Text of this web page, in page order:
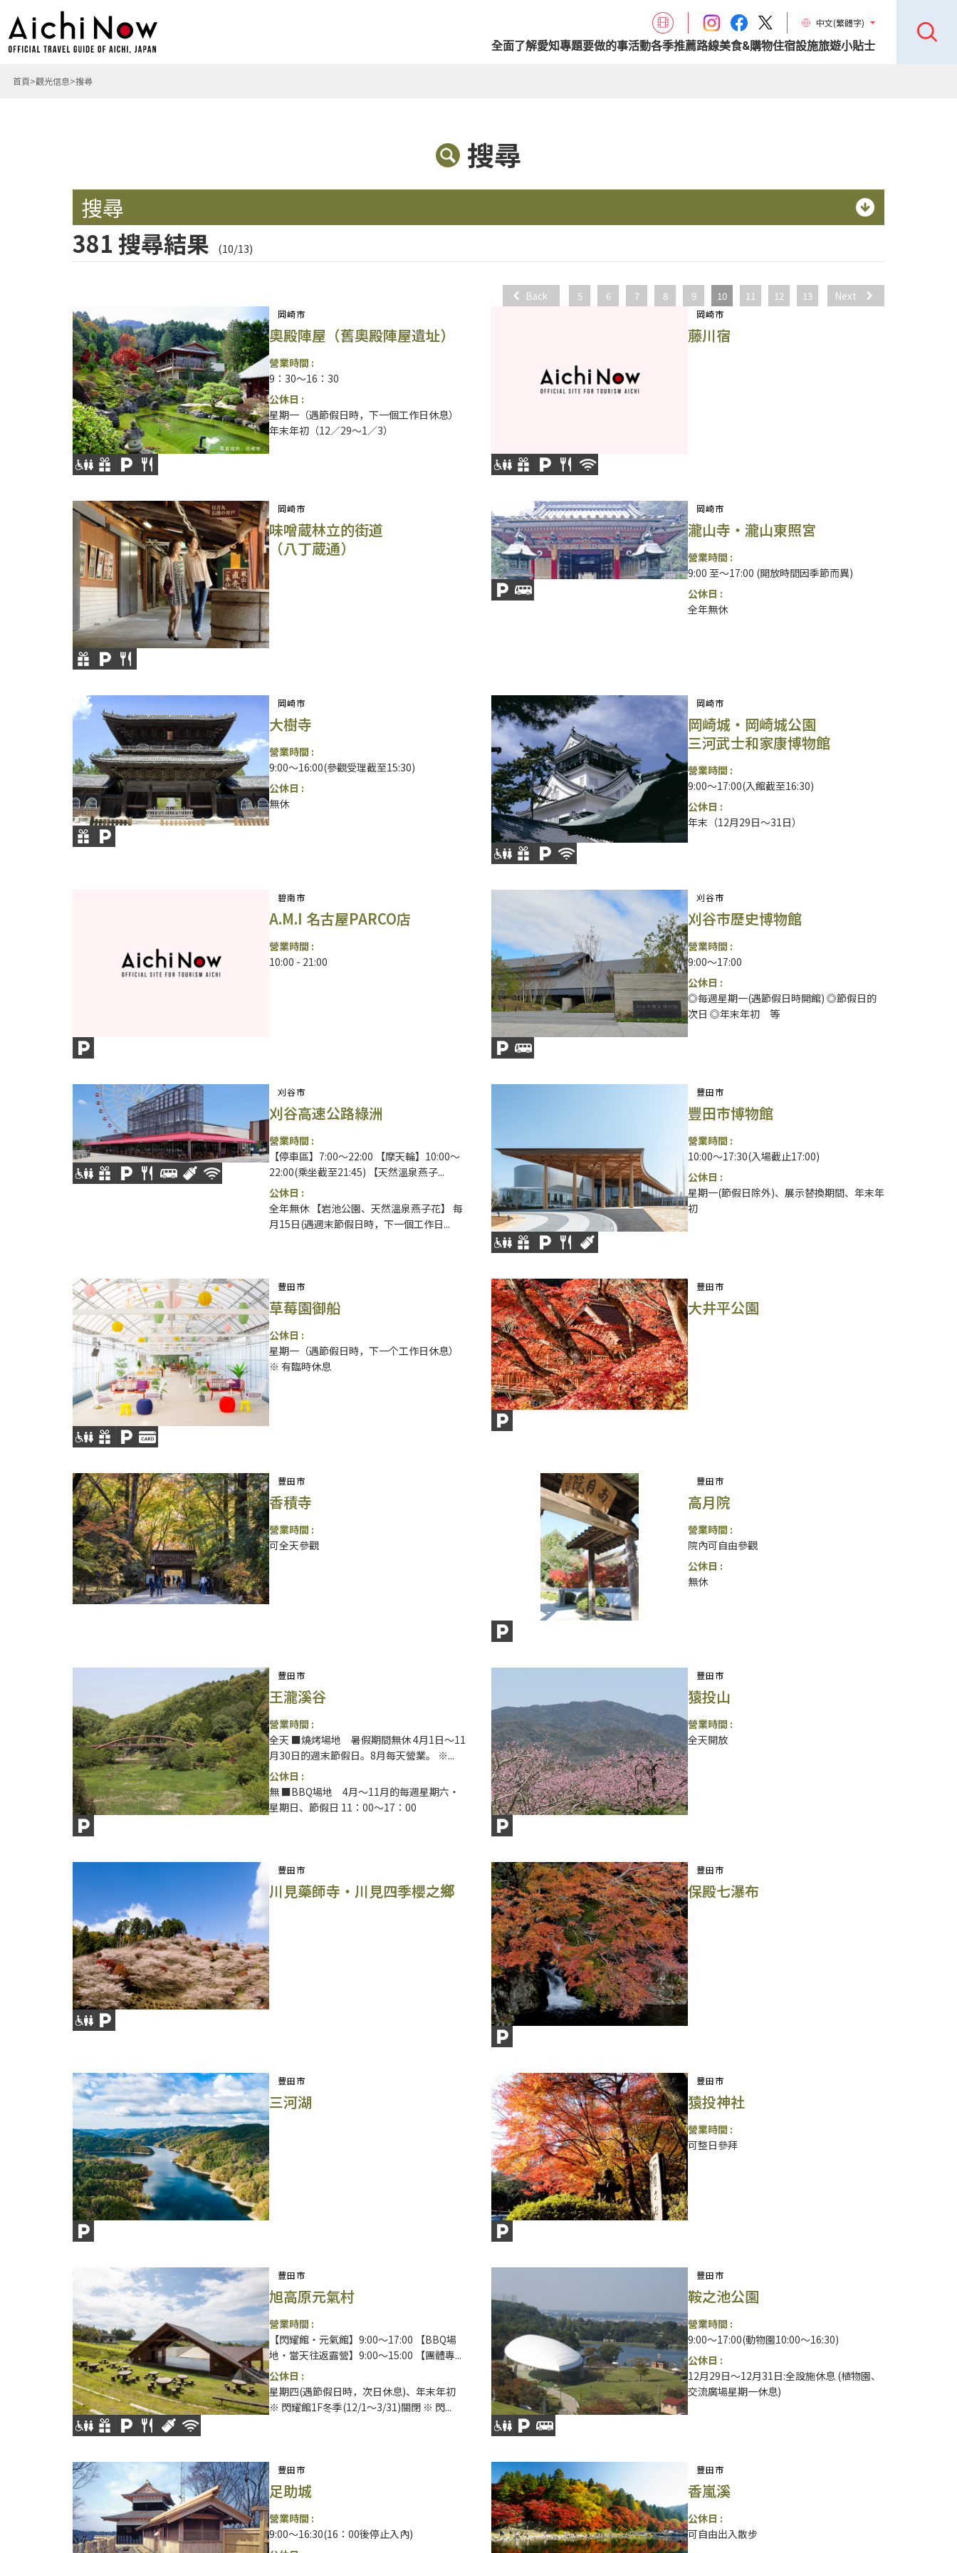
中文(繁體字)
全面了解愛知專題要做的事活動各季推薦路線美食&購物住宿設施旅遊小貼士
首頁 觀光信息 搜尋
搜尋
搜尋
381 搜尋結果 (10/13)
Back 5 6 7 8 9 10 11 12 13 Next
岡崎市
奧殿陣屋（舊奧殿陣屋遺址）
營業時間 :
9：30～16：30
公休日 :
星期一（遇節假日時，下一個工作日休息）
年末年初（12／29～1／3）
岡崎市
藤川宿
岡崎市
味噌蔵林立的街道
（八丁蔵通）
岡崎市
瀧山寺・瀧山東照宮
營業時間 :
9:00 至～17:00 (開放時間因季節而異)
公休日 :
全年無休
岡崎市
大樹寺
營業時間 :
9:00～16:00(參觀受理截至15:30)
公休日 :
無休
岡崎市
岡崎城・岡崎城公園
三河武士和家康博物館
營業時間 :
9:00～17:00(入館截至16:30)
公休日 :
年末（12月29日～31日）
碧南市
A.M.I 名古屋PARCO店
營業時間 :
10:00 - 21:00
刈谷市
刈谷市歷史博物館
營業時間 :
9:00～17:00
公休日 :
◎每週星期一(遇節假日時開館) ◎節假日的
次日 ◎年末年初 等
刈谷市
刈谷高速公路綠洲
營業時間 :
【停車區】7:00～22:00 【摩天輪】10:00～
22:00(乘坐截至21:45) 【天然溫泉燕子...
公休日 :
全年無休 【岩池公園、天然溫泉燕子花】 每
月15日(遇週末節假日時，下一個工作日...
豐田市
豐田市博物館
營業時間 :
10:00～17:30(入場截止17:00)
公休日 :
星期一(節假日除外)、展示替換期間、年末年
初
豐田市
草莓園御船
公休日 :
星期一（遇節假日時，下一个工作日休息）
※ 有臨時休息
豐田市
大井平公園
豐田市
香積寺
營業時間 :
可全天參觀
豐田市
高月院
營業時間 :
院內可自由參觀
公休日 :
無休
豐田市
王瀧溪谷
營業時間 :
全天 ■燒烤場地 暑假期間無休 4月1日～11
月30日的週末節假日。8月每天營業。 ※...
公休日 :
無 ■BBQ場地 4月～11月的每週星期六・
星期日、節假日 11：00～17：00
豐田市
猿投山
營業時間 :
全天開放
豐田市
川見藥師寺・川見四季櫻之鄉
豐田市
保殿七瀑布
豐田市
三河湖
豐田市
猿投神社
營業時間 :
可整日參拜
豐田市
旭高原元氣村
營業時間 :
【閃耀館・元氣館】9:00～17:00 【BBQ場
地・當天往返露營】9:00～15:00 【團體專...
公休日 :
星期四(遇節假日時，次日休息)、年末年初
※ 閃耀館1F冬季(12/1～3/31)關閉 ※ 閃...
豐田市
鞍之池公園
營業時間 :
9:00～17:00(動物園10:00～16:30)
公休日 :
12月29日～12月31日:全設施休息 (植物園、
交流廣場星期一休息)
豐田市
足助城
營業時間 :
9:00～16:30(16：00後停止入內)
豐田市
香嵐溪
公休日 :
可自由出入散步